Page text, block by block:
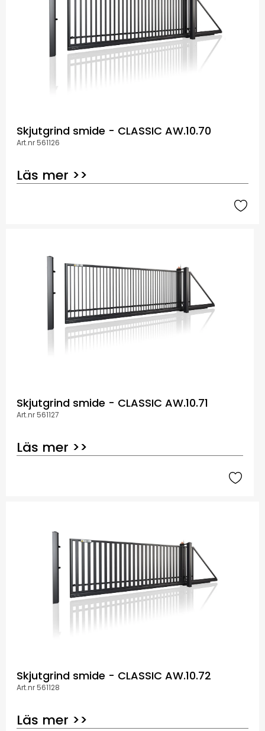
Skjutgrind smide - CLASSIC AW.10.70
Art.nr 561126
Läs mer >>
Skjutgrind smide - CLASSIC AW.10.71
Art.nr 561127
Läs mer >>
Skjutgrind smide - CLASSIC AW.10.72
Art.nr 561128
Läs mer >>